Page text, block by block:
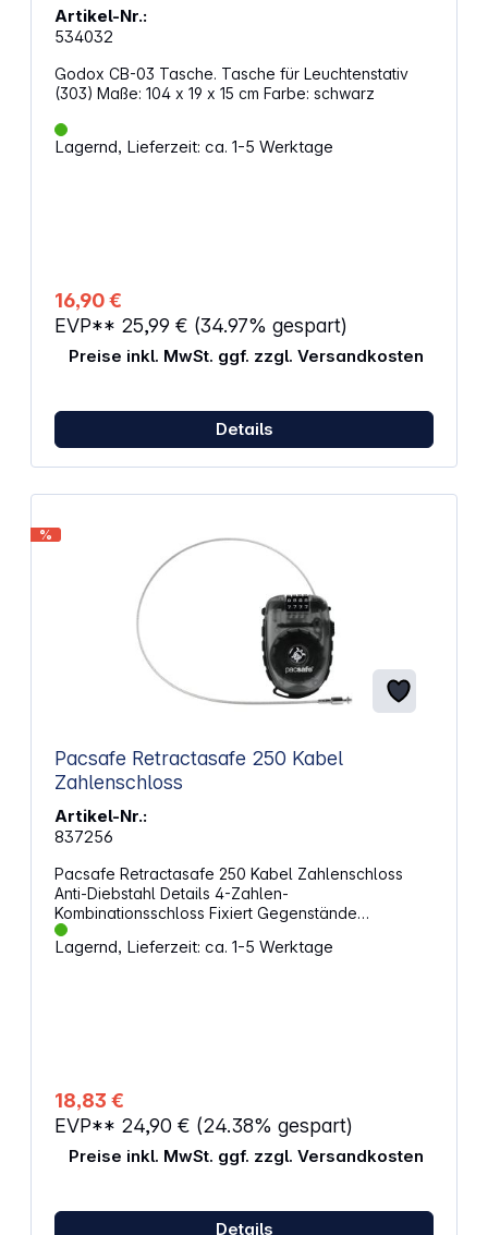
Artikel-Nr.:
534032
Godox CB-03 Tasche. Tasche für Leuchtenstativ
Lagernd, Lieferzeit: ca. 1-5 Werktage
16,90 €
EVP** 25,99 € (34.97% gespart)
Preise inkl. MwSt. ggf. zzgl. Versandkosten
Details
%
Pacsafe Retractasafe 250 Kabel
Zahlenschloss
Artikel-Nr.:
837256
Pacsafe Retractasafe 250 Kabel Zahlenschloss
Anti-Diebstahl Details 4-Zahlen-
Kombinationsschloss Fixiert Gegenstände
zusammen und/oder an einen sicheren festen
Gegenstand Kabel-Durchmesser: 2,4 mm Minimale
Lagernd, Lieferzeit: ca. 1-5 Werktage
18,83 €
EVP** 24,90 € (24.38% gespart)
Preise inkl. MwSt. ggf. zzgl. Versandkosten
Details